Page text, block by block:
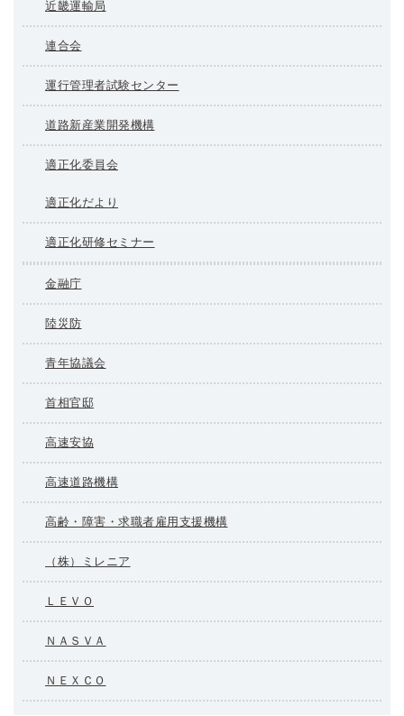
近畿運輸局
連合会
運行管理者試験センター
道路新産業開発機構
適正化委員会
適正化だより
適正化研修セミナー
金融庁
陸災防
青年協議会
首相官邸
高速安協
高速道路機構
高齢・障害・求職者雇用支援機構
（株）ミレニア
ＬＥＶＯ
ＮＡＳＶＡ
ＮＥＸＣＯ